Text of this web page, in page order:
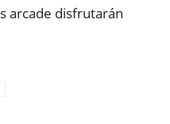
arcade disfrutarán